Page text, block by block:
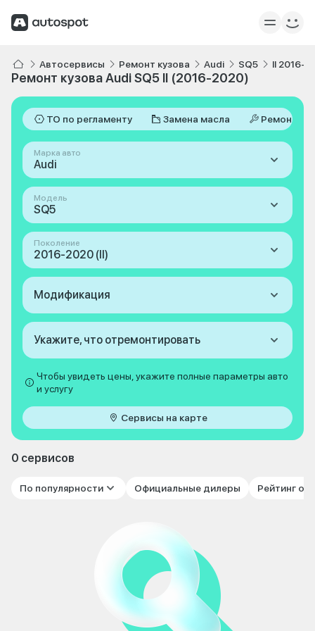
Автосервисы Ремонт кузова Audi SQ5 II 2016-
Ремонт кузова Audi SQ5 II (2016-2020)
ТО по регламенту Замена масла Ремонт
Марка авто
Audi
Модель
SQ5
Поколение
2016-2020 (II)
Модификация
Укажите, что отремонтировать
Чтобы увидеть цены, укажите полные параметры авто
и услугу
Сервисы на карте
0 сервисов
По популярности Официальные дилеры Рейтинг